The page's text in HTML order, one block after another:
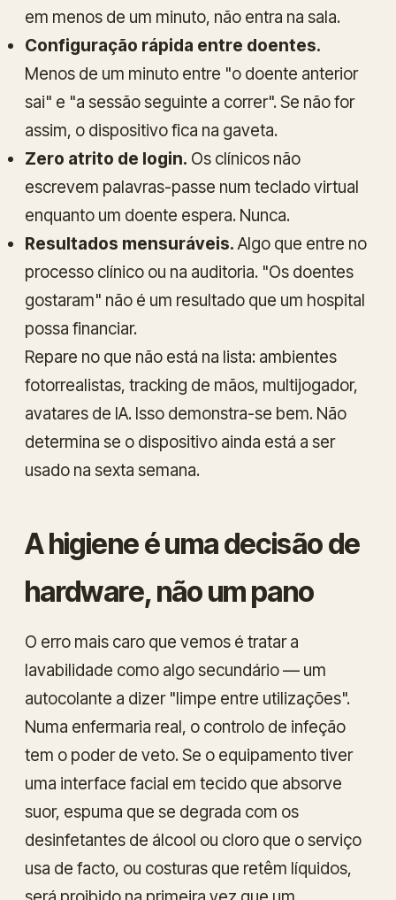
em menos de um minuto, não entra na sala.
Configuração rápida entre doentes.
Menos de um minuto entre "o doente anterior
sai" e "a sessão seguinte a correr". Se não for
assim, o dispositivo fica na gaveta.
Zero atrito de login. Os clínicos não
escrevem palavras-passe num teclado virtual
enquanto um doente espera. Nunca.
Resultados mensuráveis. Algo que entre no
processo clínico ou na auditoria. "Os doentes
gostaram" não é um resultado que um hospital
possa financiar.
Repare no que não está na lista: ambientes
fotorrealistas, tracking de mãos, multijogador,
avatares de IA. Isso demonstra-se bem. Não
determina se o dispositivo ainda está a ser
usado na sexta semana.
A higiene é uma decisão de
hardware, não um pano
O erro mais caro que vemos é tratar a
lavabilidade como algo secundário — um
autocolante a dizer "limpe entre utilizações".
Numa enfermaria real, o controlo de infeção
tem o poder de veto. Se o equipamento tiver
uma interface facial em tecido que absorve
suor, espuma que se degrada com os
desinfetantes de álcool ou cloro que o serviço
usa de facto, ou costuras que retêm líquidos,